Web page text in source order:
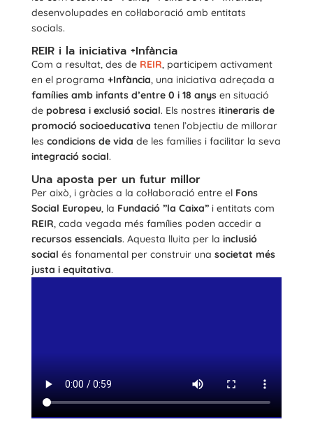
desenvolupades en col·laboració amb entitats
socials.
REIR i la iniciativa +Infància
Com a resultat, des de REIR , participem activament
en el programa +Infància , una iniciativa adreçada a
famílies amb infants d’entre 0 i 18 anysen situació
de pobresa i exclusió social. Els nostres itineraris de
promoció socioeducativa tenen l’objectiu de millorar
les condicions de vida de les famílies i facilitar la seva
integració social.
Una aposta per un futur millor
Per això, i gràcies a la col·laboració entre el Fons
Social Europeu, la Fundació ”la Caixa”i entitats com
REIR , cada vegada més famílies poden accedir a
recursos essencials. Aquesta lluita per la inclusió
social és fonamental per construir una societat més
justa i equitativa.